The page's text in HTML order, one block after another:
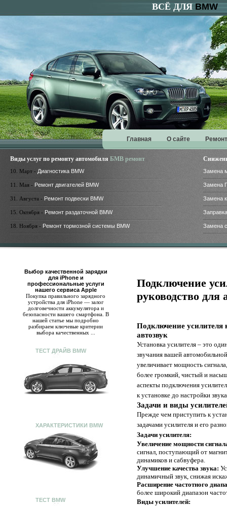
ВСЁ ДЛЯ BMW
Главная О сайте
Виды услуг по ремонту автомобиля БМВ ремонт
10. Март - Диагностика BMW
11. Мая - Ремонт двигателей BMW
31. Августа - Ремонт подвески BMW
15. Октября - Ремонт раздаточной BMW
18. Ноября - Ремонт тормозной системы BMW
Замена
Замена
Замена
Замена
Выбор качественной зарядки
для iPhone и
профессиональные услуги
нашего сервиса Apple
Покупка правильного зарядного
устройства для iPhone — залог
долговечности аккумулятора и
безопасности вашего смартфона. В
нашей статье мы подробно
разбираем ключевые критерии
выбора качественных ...
ТЕСТ ДРАЙВ BMW
ХАРАКТЕРИСТИКИ BMW
ТЕСТ BMW
Подключение
руководство для
Подключение усилителя
автозвук
Установка усилителя – это
звучания вашей
увеличивает мощность
более громкий, чистый и
аспекты подключения
к установке до настройки
Задачи и виды
Прежде чем приступить к
задачами усилителя и его
Задачи усилителя:
Увеличение мощности
сигнал, поступающий от
динамиков и сабвуфера.
Улучшение качества звука:
динамичный звук, снижая
Расширение частотного
более широкий диапазон
Виды усилителей: